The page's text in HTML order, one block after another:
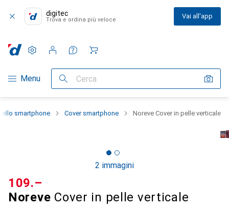
digitec
Trova e ordina più veloce Vai all'app
Categoria Navigazione
Menu Cerca
Impostazioni
Conto cliente
Liste di confronto
Liste dei desideri
Carrello
smartphone Cover smartphone Noreve Cover in pelle verticale
2 immagini
Noreve Cover in pelle verticale
CHF
109.–